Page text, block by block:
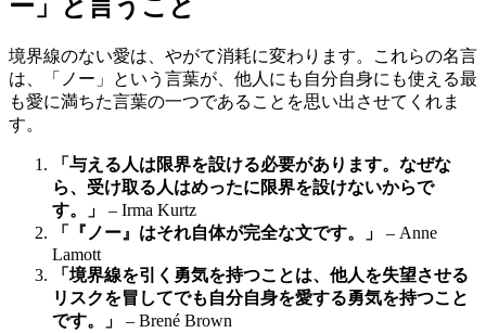
ー」と言うこと
境界線のない愛は、やがて消耗に変わります。これらの名言
は、「ノー」という言葉が、他人にも自分自身にも使える最
も愛に満ちた言葉の一つであることを思い出させてくれま
す。
「与える人は限界を設ける必要があります。なぜな
ら、受け取る人はめったに限界を設けないからで
す。」
– Irma Kurtz
「『ノー』はそれ自体が完全な文です。」
– Anne
Lamott
「境界線を引く勇気を持つことは、他人を失望させる
リスクを冒してでも自分自身を愛する勇気を持つこと
です。」
– Brené Brown